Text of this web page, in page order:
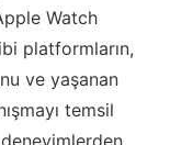
Watch
platformların,
ve yaşanan
temsil